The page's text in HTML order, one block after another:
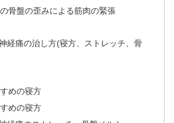
骨盤の歪みによる筋肉の緊張
経痛の治し方(寝方、ストレッチ、骨
めの寝方
めの寝方